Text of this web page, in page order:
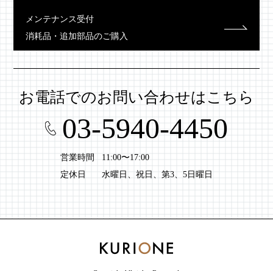
メンテナンス受付
消耗品・追加部品のご購入
お電話でのお問い合わせはこちら
03-5940-4450
営業時間
11:00〜17:00
定休日
水曜日、祝日、第3、5日曜日